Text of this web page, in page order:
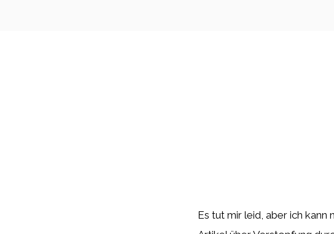
Es tut mir leid, aber ich kann